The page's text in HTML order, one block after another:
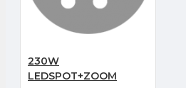
230W
LEDSPOT+ZOOM